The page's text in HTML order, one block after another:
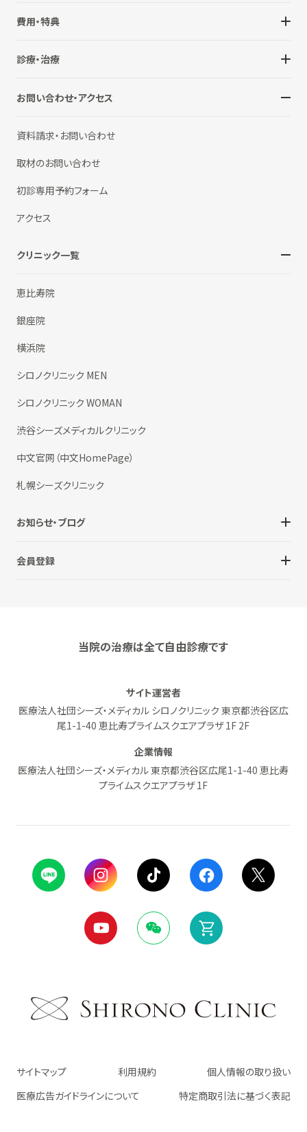
費用・特典
診療・治療
お問い合わせ・アクセス
資料請求・お問い合わせ
取材のお問い合わせ
初診専用予約フォーム
アクセス
クリニック一覧
恵比寿院
銀座院
横浜院
シロノクリニック MEN
シロノクリニック WOMAN
渋谷シーズメディカルクリニック
中文官网（中文HomePage）
札幌シーズクリニック
お知らせ・ブログ
会員登録
当院の治療は全て自由診療です
サイト運営者
医療法人社団シーズ・メディカル シロノクリニック 東京都渋谷区広
尾1-1-40 恵比寿プライムスクエアプラザ 1F 2F
企業情報
医療法人社団シーズ・メディカル 東京都渋谷区広尾1-1-40 恵比寿
プライムスクエアプラザ 1F
サイトマップ 利用規約
個人情報の取り扱い
医療広告ガイドラインについて
特定商取引法に基づく表記